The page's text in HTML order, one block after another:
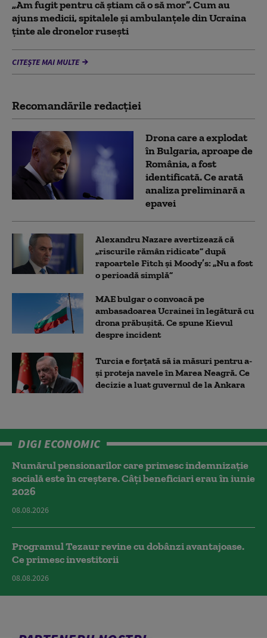
„Am fugit pentru că știam că o să mor”. Cum au
ajuns medicii, spitalele și ambulanțele din Ucraina
ținte ale dronelor rusești
CITEȘTE MAI MULTE
Recomandările redacţiei
Drona care a explodat
în Bulgaria, aproape de
România, a fost
identificată. Ce arată
analiza preliminară a
epavei
Alexandru Nazare avertizează că
„riscurile rămân ridicate” după
rapoartele Fitch și Moody’s: „Nu a fost
o perioadă simplă”
MAE bulgar o convoacă pe
ambasadoarea Ucrainei în legătură cu
drona prăbuşită. Ce spune Kievul
despre incident
Turcia e forțată să ia măsuri pentru a-
și proteja navele în Marea Neagră. Ce
decizie a luat guvernul de la Ankara
DIGI ECONOMIC
Numărul pensionarilor care primesc indemnizaţie
socială este în creștere. Câți beneficiari erau în iunie
2026
08.08.2026
Programul Tezaur revine cu dobânzi avantajoase.
Ce primesc investitorii
08.08.2026